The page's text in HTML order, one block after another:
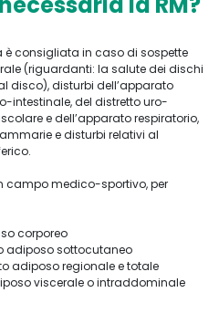
è consigliata in caso di sospette
(riguardanti: la salute dei dischi
disco), disturbi dell’apparato
intestinale, del distretto uro-
e dell’apparato respiratorio,
e disturbi relativi al
campo medico-sportivo, per
corporeo
adiposo sottocutaneo
adiposo regionale e totale
viscerale o intraddominale